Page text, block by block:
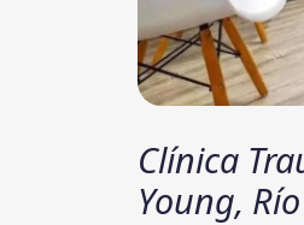
Clínica
Young,